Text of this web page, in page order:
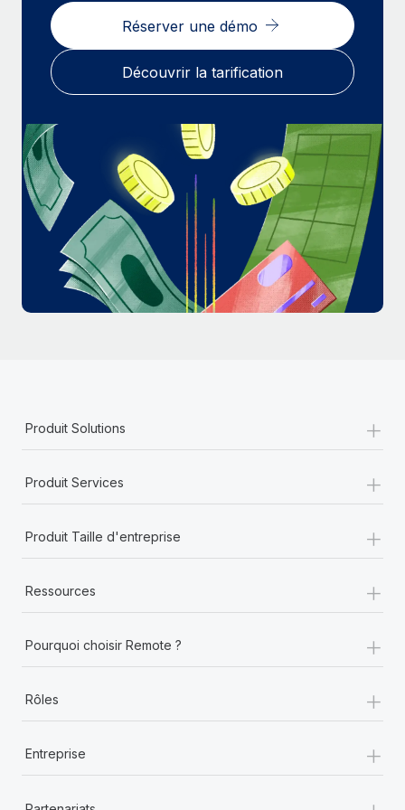
En savoir plus
Réserver une démo
Découvrir la tarification
Produit Solutions +
Produit Services +
Produit Taille d'entreprise +
Ressources +
Pourquoi choisir Remote ? +
Rôles +
Entreprise +